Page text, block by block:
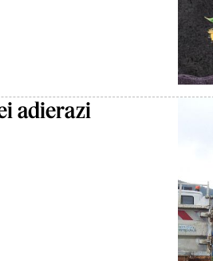
adierazi